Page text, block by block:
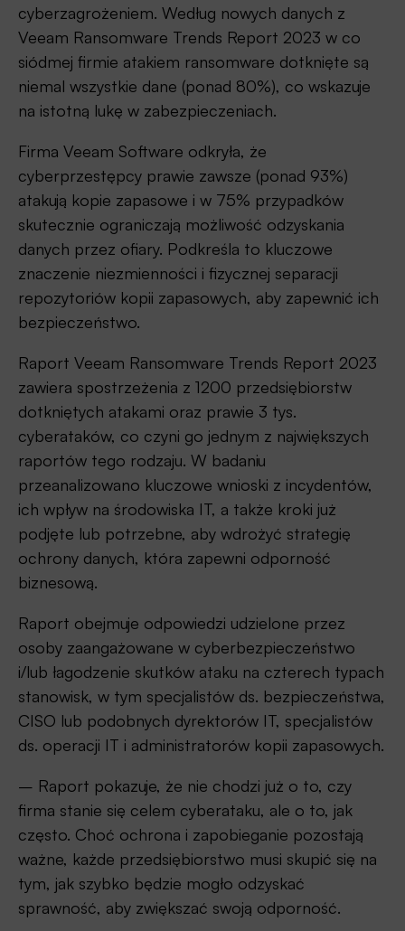
cyberzagrożeniem. Według nowych danych z
Veeam Ransomware Trends Report 2023 w co
siódmej firmie atakiem ransomware dotknięte są
niemal wszystkie dane (ponad 80%), co wskazuje
na istotną lukę w zabezpieczeniach.
Firma Veeam Software odkryła, że
cyberprzestępcy prawie zawsze (ponad 93%)
atakują kopie zapasowe i w 75% przypadków
skutecznie ograniczają możliwość odzyskania
danych przez ofiary. Podkreśla to kluczowe
znaczenie niezmienności i fizycznej separacji
repozytoriów kopii zapasowych, aby zapewnić ich
bezpieczeństwo.
Raport Veeam Ransomware Trends Report 2023
zawiera spostrzeżenia z 1200 przedsiębiorstw
dotkniętych atakami oraz prawie 3 tys.
cyberataków, co czyni go jednym z największych
raportów tego rodzaju. W badaniu
przeanalizowano kluczowe wnioski z incydentów,
ich wpływ na środowiska IT, a także kroki już
podjęte lub potrzebne, aby wdrożyć strategię
ochrony danych, która zapewni odporność
biznesową.
Raport obejmuje odpowiedzi udzielone przez
osoby zaangażowane w cyberbezpieczeństwo
i/lub łagodzenie skutków ataku na czterech typach
stanowisk, w tym specjalistów ds. bezpieczeństwa,
CISO lub podobnych dyrektorów IT, specjalistów
ds. operacji IT i administratorów kopii zapasowych.
– Raport pokazuje, że nie chodzi już o to, czy
firma stanie się celem cyberataku, ale o to, jak
często. Choć ochrona i zapobieganie pozostają
ważne, każde przedsiębiorstwo musi skupić się na
tym, jak szybko będzie mogło odzyskać
sprawność, aby zwiększać swoją odporność.